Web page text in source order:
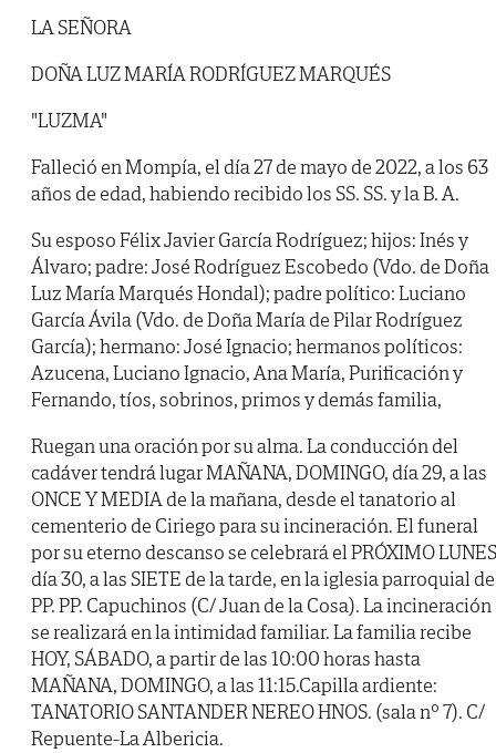
LA SEÑORA
DOÑA LUZ MARÍA RODRÍGUEZ MARQUÉS
"LUZMA"
Falleció en Mompía, el día 27 de mayo de 2022, a los 63
años de edad, habiendo recibido los SS. SS. y la B. A.
Su esposo Félix Javier García Rodríguez; hijos: Inés y
Álvaro; padre: José Rodríguez Escobedo (Vdo. de Doña
Luz María Marqués Hondal); padre político: Luciano
García Ávila (Vdo. de Doña María de Pilar Rodríguez
García); hermano: José Ignacio; hermanos políticos:
Azucena, Luciano Ignacio, Ana María, Purificación y
Fernando, tíos, sobrinos, primos y demás familia,
Ruegan una oración por su alma. La conducción del
cadáver tendrá lugar MAÑANA, DOMINGO, día 29, a las
ONCE Y MEDIA de la mañana, desde el tanatorio al
cementerio de Ciriego para su incineración. El funeral
por su eterno descanso se celebrará el PRÓXIMO
día 30, a las SIETE de la tarde, en la iglesia parroquial de
PP. PP. Capuchinos (C/ Juan de la Cosa). La incineración
se realizará en la intimidad familiar. La familia recibe
HOY, SÁBADO, a partir de las 10:00 horas hasta
MAÑANA, DOMINGO, a las 11:15.Capilla ardiente:
TANATORIO SANTANDER NEREO HNOS. (sala nº 7). C/
Repuente-La Albericia.